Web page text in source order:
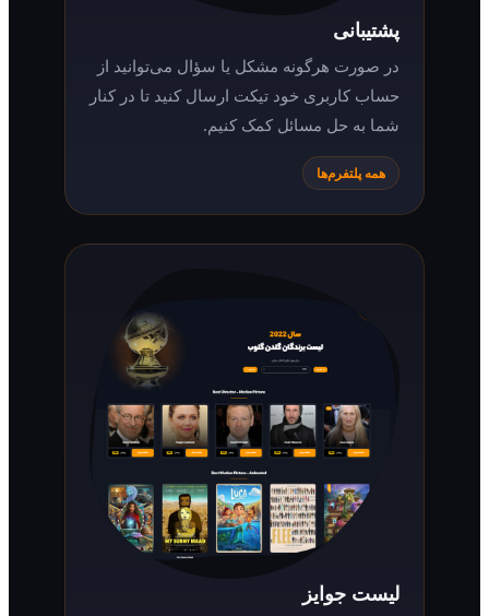
در صورت هرگونه مشکل یا سؤال می‌توانید از
حساب کاربری خود تیکت ارسال کنید تا در کنار
شما به حل مسائل کمک کنیم.
همه پلتفرم‌ها
لیست جوایز